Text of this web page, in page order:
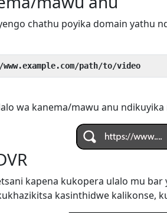
chathu poyika domain yathu
path/to/video
wa kanema/mawu anu ndikuyika
kapena kukopera ulalo mu
kasinthidwe kalikonse,